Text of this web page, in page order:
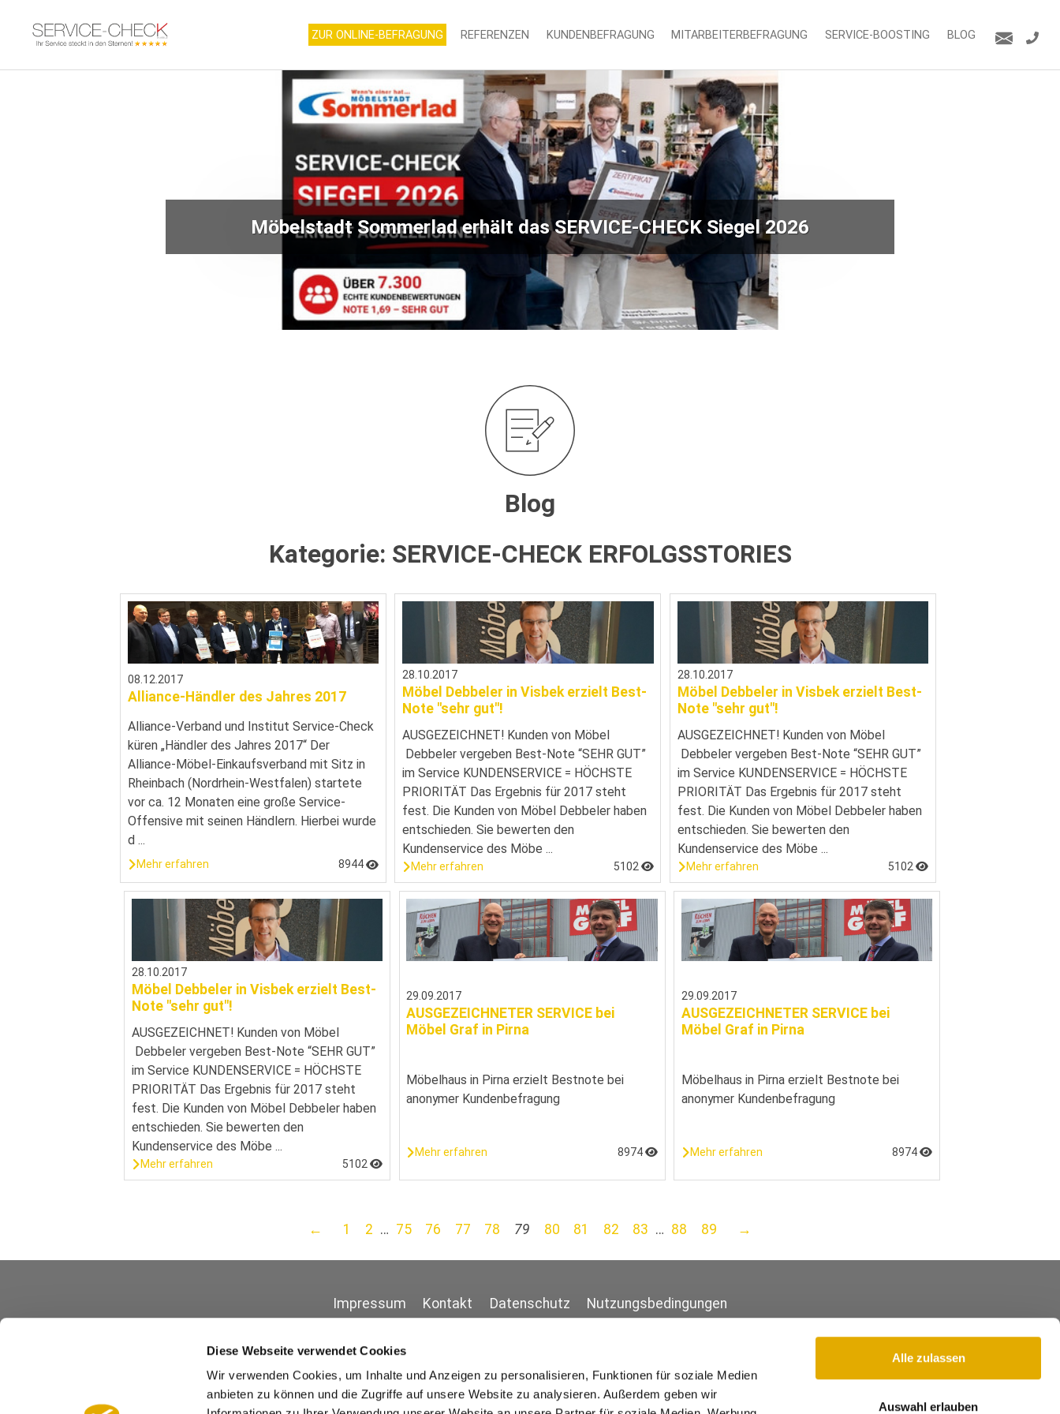
Diese Webseite verwendet Cookies
Wir verwenden Cookies, um Inhalte und Anzeigen zu personalisieren, Funktionen für soziale Medien
anbieten zu können und die Zugriffe auf unsere Website zu analysieren. Außerdem geben wir
Alle zulassen
Auswahl erlauben
ZUR ONLINE-BEFRAGUNG REFERENZEN KUNDENBEFRAGUNG MITARBEITERBEFRAGUNG SERVICE-BOOSTING BLOG
Möbelstadt Sommerlad erhält das SERVICE-CHECK Siegel 2026
Blog
Kategorie: SERVICE-CHECK ERFOLGSSTORIES
08.12.2017
Alliance-Händler des Jahres 2017
Alliance-Verband und Institut Service-Check
küren „Händler des Jahres 2017“ Der
Alliance-Möbel-Einkaufsverband mit Sitz in
Rheinbach (Nordrhein-Westfalen) startete
vor ca. 12 Monaten eine große Service-
Offensive mit seinen Händlern. Hierbei wurde
d ...
Mehr erfahren 8944
28.10.2017
Möbel Debbeler in Visbek erzielt Best-
Note "sehr gut"!
AUSGEZEICHNET! Kunden von Möbel
Debbeler vergeben Best-Note “SEHR GUT”
im Service KUNDENSERVICE = HÖCHSTE
PRIORITÄT Das Ergebnis für 2017 steht
fest. Die Kunden von Möbel Debbeler haben
entschieden. Sie bewerten den
Kundenservice des Möbe ...
Mehr erfahren 5102
28.10.2017
Möbel Debbeler in Visbek erzielt Best-
Note "sehr gut"!
AUSGEZEICHNET! Kunden von Möbel
Debbeler vergeben Best-Note “SEHR GUT”
im Service KUNDENSERVICE = HÖCHSTE
PRIORITÄT Das Ergebnis für 2017 steht
fest. Die Kunden von Möbel Debbeler haben
entschieden. Sie bewerten den
Kundenservice des Möbe ...
Mehr erfahren 5102
28.10.2017
Möbel Debbeler in Visbek erzielt Best-
Note "sehr gut"!
AUSGEZEICHNET! Kunden von Möbel
Debbeler vergeben Best-Note “SEHR GUT”
im Service KUNDENSERVICE = HÖCHSTE
PRIORITÄT Das Ergebnis für 2017 steht
fest. Die Kunden von Möbel Debbeler haben
entschieden. Sie bewerten den
Kundenservice des Möbe ...
Mehr erfahren 5102
29.09.2017
AUSGEZEICHNETER SERVICE bei
Möbel Graf in Pirna
Möbelhaus in Pirna erzielt Bestnote bei
anonymer Kundenbefragung
Mehr erfahren 8974
29.09.2017
AUSGEZEICHNETER SERVICE bei
Möbel Graf in Pirna
Möbelhaus in Pirna erzielt Bestnote bei
anonymer Kundenbefragung
Mehr erfahren 8974
← 1 2 … 75 76 77 78 79 80 81 82 83 … 88 89 →
Impressum Kontakt Datenschutz Nutzungsbedingungen